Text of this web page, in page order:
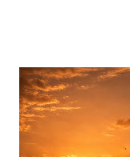
अपनी इच्छा से विद्रोह
औरतों की विद्रोही
/ Academic) विषय:
और राष्ट्रीय सांस्कृतिक